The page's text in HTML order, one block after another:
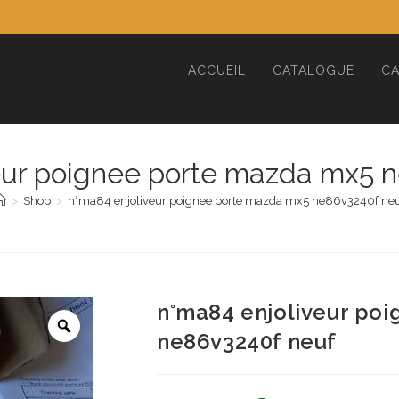
ACCUEIL CATALOGUE
poignee porte mazda mx5
> Shop > n°ma84 enjoliveur poignee porte mazda mx5 ne86v3240f
n°ma84 enjoliveur
ne86v3240f neuf